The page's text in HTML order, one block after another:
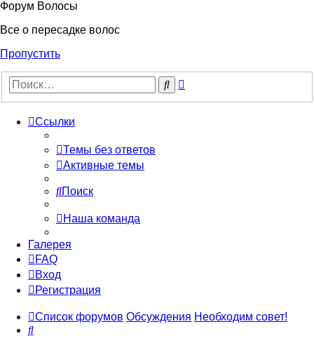
Форум Волосы
Все о пересадке волос
Пропустить
Поиск
Ссылки
Темы без ответов
Активные темы
Поиск
Наша команда
Галерея
FAQ
Вход
Регистрация
Список форумов Обсуждения Необходим совет!
Поиск